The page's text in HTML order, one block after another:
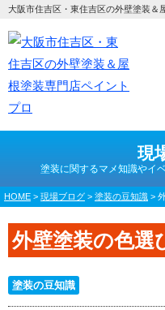
大阪市住吉区・東住吉区の外壁塗装＆
現
塗装に関するマメ知識やイ
HOME > 現場ブログ > 塗装の豆知識 >
外壁塗装の色選
塗装の豆知識